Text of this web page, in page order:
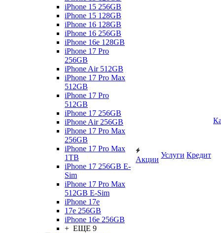
iPhone 15 256GB
iPhone 15 128GB
iPhone 16 128GB
iPhone 16 256GB
iPhone 16e 128GB
iPhone 17 Pro
256GB
iPhone Air 512GB
iPhone 17 Pro Max
512GB
iPhone 17 Pro
512GB
iPhone 17 256GB
iPhone Air 256GB
iPhone 17 Pro Max
256GB
iPhone 17 Pro Max
1TB
iPhone 17 256GB E-
Sim
iPhone 17 Pro Max
512GB E-Sim
iPhone 17e
17e 256GB
iPhone 16e 256GB
+ ЕЩЕ 9
Акции
Услуги Кредит